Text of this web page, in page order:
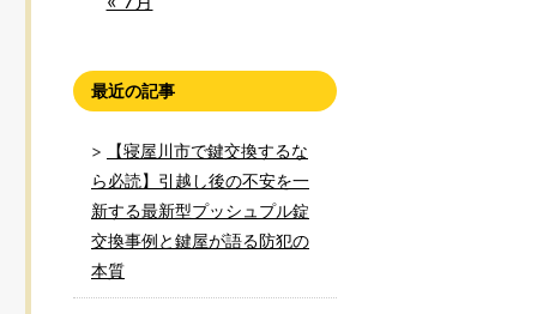
最近の記事
【寝屋川市で鍵交換するな
ら必読】引越し後の不安を一
新する最新型プッシュプル錠
交換事例と鍵屋が語る防犯の
本質